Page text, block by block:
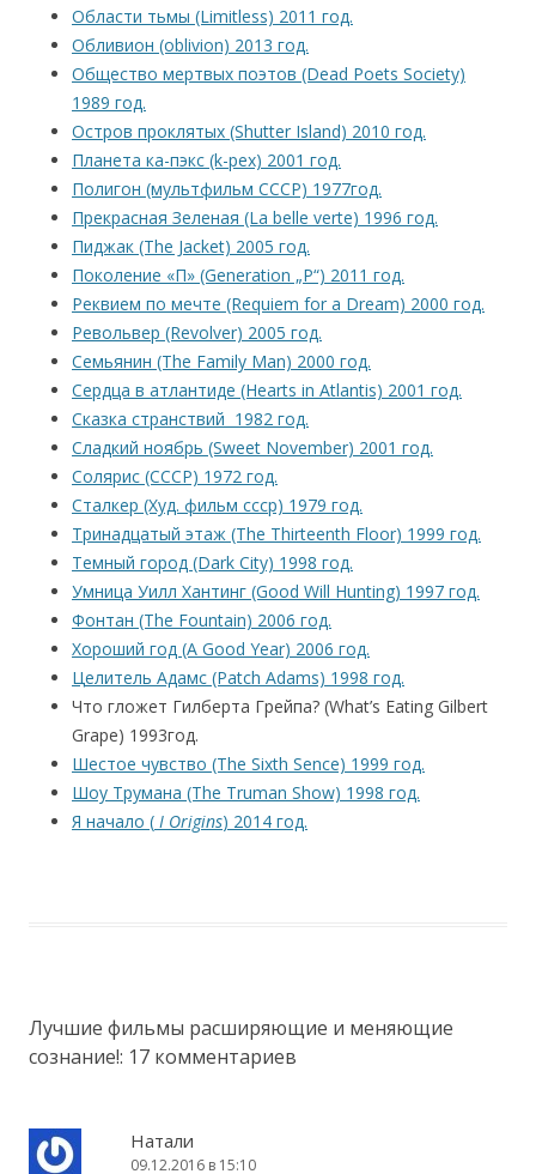
Области тьмы (Limitless) 2011 год.
Обливион (oblivion) 2013 год.
Общество мертвых поэтов (Dead Poets Society)
1989 год.
Остров проклятых (Shutter Island) 2010 год.
Планета ка-пэкс (k-pex) 2001 год.
Полигон (мультфильм СССР) 1977год.
Прекрасная Зеленая (La belle verte) 1996 год.
Пиджак (The Jacket) 2005 год.
Поколение «П» (Generation „P“) 2011 год.
Реквием по мечте (Requiem for a Dream) 2000 год.
Револьвер (Revolver) 2005 год.
Семьянин (The Family Man) 2000 год.
Сердца в атлантиде (Hearts in Atlantis) 2001 год.
Сказка странствий 1982 год.
Сладкий ноябрь (Sweet November) 2001 год.
Солярис (СССР) 1972 год.
Сталкер (Худ. фильм ссср) 1979 год.
Тринадцатый этаж (The Thirteenth Floor) 1999 год.
Темный город (Dark City) 1998 год.
Умница Уилл Хантинг (Good Will Hunting) 1997 год.
Фонтан (The Fountain) 2006 год.
Хороший год (A Good Year) 2006 год.
Целитель Адамс (Patch Adams) 1998 год.
Что гложет Гилберта Грейпа? (What’s Eating Gilbert
Grape) 1993год.
Шестое чувство (The Sixth Sence) 1999 год.
Шоу Трумана (The Truman Show) 1998 год.
Я начало ( I Origins) 2014 год.
Лучшие фильмы расширяющие и меняющие
сознание!: 17 комментариев
Натали
09.12.2016 в 15:10